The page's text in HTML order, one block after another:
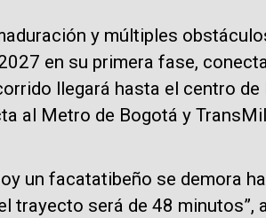
y múltiples
en su primera fase,
llegará hasta el centro de
al Metro de Bogotá y
un facatatibeño se demora
trayecto será de 48 minutos”,